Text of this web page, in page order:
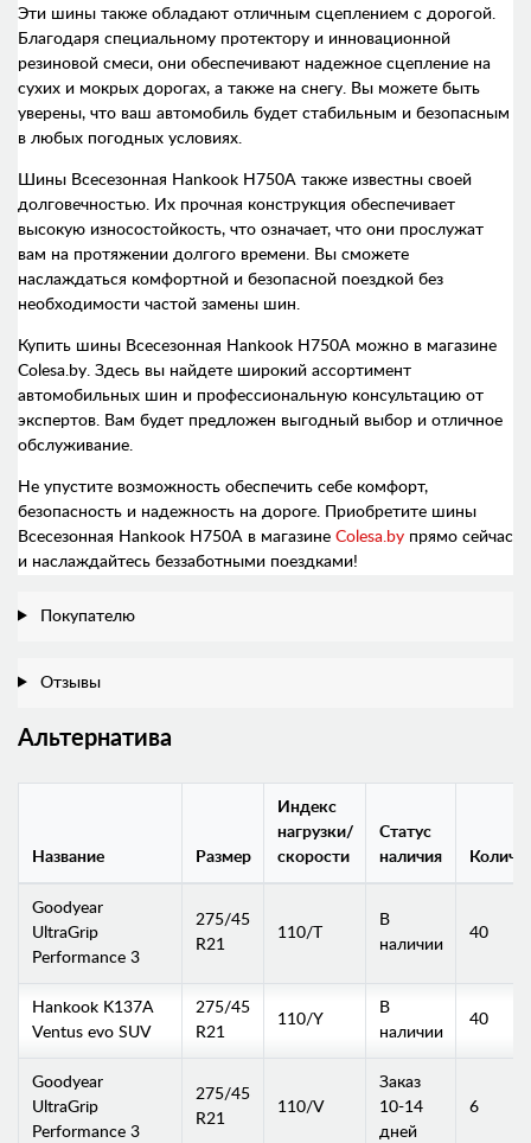
Эти шины также обладают отличным сцеплением с дорогой.
Благодаря специальному протектору и инновационной
резиновой смеси, они обеспечивают надежное сцепление на
сухих и мокрых дорогах, а также на снегу. Вы можете быть
уверены, что ваш автомобиль будет стабильным и безопасным
в любых погодных условиях.
Шины Всесезонная Hankook H750A также известны своей
долговечностью. Их прочная конструкция обеспечивает
высокую износостойкость, что означает, что они прослужат
вам на протяжении долгого времени. Вы сможете
наслаждаться комфортной и безопасной поездкой без
необходимости частой замены шин.
Купить шины Всесезонная Hankook H750A можно в магазине
Colesa.by. Здесь вы найдете широкий ассортимент
автомобильных шин и профессиональную консультацию от
экспертов. Вам будет предложен выгодный выбор и отличное
обслуживание.
Не упустите возможность обеспечить себе комфорт,
безопасность и надежность на дороге. Приобретите шины
Всесезонная Hankook H750A в магазине Colesa.by прямо сейчас
и наслаждайтесь беззаботными поездками!
Покупателю
Отзывы
Альтернатива
Название Размер
Индекс
нагрузки/
скорости
Статус
наличия
Goodyear
UltraGrip
Performance 3
275/45
R21
110/T
В
наличии
40
Hankook K137A
Ventus evo SUV
275/45
R21
110/Y
В
наличии
40
Goodyear
UltraGrip
Performance 3
275/45
R21
110/V
Заказ
10-14
дней
6